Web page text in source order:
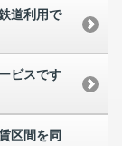
道利用で
ビスです
区間を同